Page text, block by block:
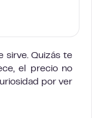
sirve. Quizás te
el precio no
por ver